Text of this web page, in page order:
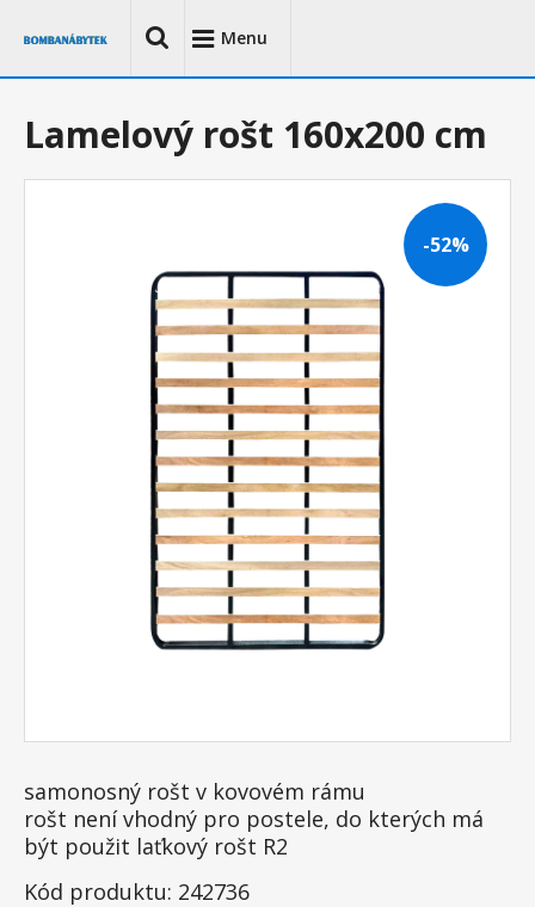
Menu
-52%
Lamelový rošt 160x200 cm
samonosný rošt v kovovém rámu
rošt není vhodný pro postele, do kterých má
být použit laťkový rošt R2
Kód produktu: 242736